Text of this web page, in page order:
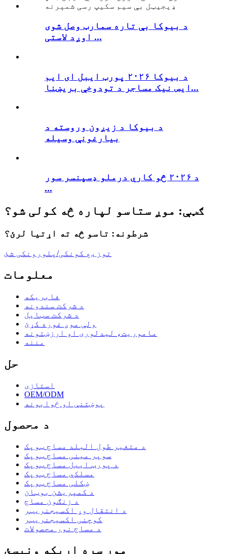
د بیوکا بې تاره سمارټ وصل شوی
اوږد لاستی ...
د بیوکا ۲۰۲۶ پورټ ایبل ای ایم
ایس نیک مساجر د تودوخې بریښنا...
د بیوکا د زیږون وروسته د
بیارغونې وسیله
د ۲۰۲۶ څو کاري درملو ډسپنسر سور
...
ګټې: موږ ستاسو لپاره څه کولی شو؟
شرطونه: تاسو څه ته اړتیا لرئ؟
توزیع کونکی/پلورونکی شئ
معلومات
فابریکه
د شرکت سندونه
د شرکت سټایل
ولې موږ غوره کړئ
ماموریت، لیدلوری او ارزښتونه
مننه
حل
استازی
OEM/ODM
پوښتنې او ځوابونه
د محصول
د متغیر طول البلد مساج ټوپک
سوپر مینی مساج ټوپک
د پورټ ایبل مساج ټوپک
مسلکي مساج ټوپک
ښکلی مساج ټوپک
د کمپریشن بوټان
د زنګون مساج
د انتقال وړ اکسیجنریټر
کوچنی اکسیجنریټر
د مساج نور محصولات
موږ سره اړیکه ونیسئ